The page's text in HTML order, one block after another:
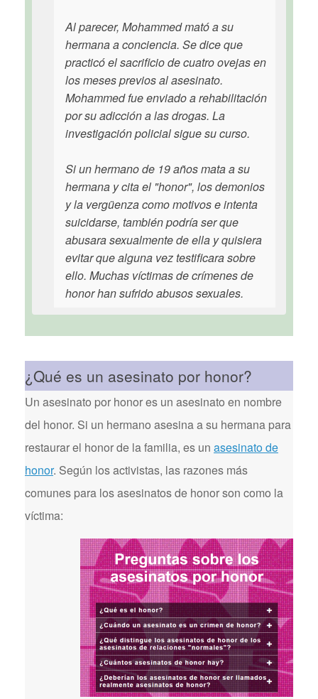
Al parecer, Mohammed mató a su
hermana a conciencia. Se dice que
practicó el sacrificio de cuatro ovejas en
los meses previos al asesinato.
Mohammed fue enviado a rehabilitación
por su adicción a las drogas. La
investigación policial sigue su curso.
Si un hermano de 19 años mata a su
hermana y cita el "honor", los demonios
y la vergüenza como motivos e intenta
suicidarse, también podría ser que
abusara sexualmente de ella y quisiera
evitar que alguna vez testificara sobre
ello. Muchas víctimas de crímenes de
honor han sufrido abusos sexuales.
¿Qué es un asesinato por honor?
Un asesinato por honor es un asesinato en nombre
del honor. Si un hermano asesina a su hermana para
restaurar el honor de la familia, es un asesinato de
honor. Según los activistas, las razones más
comunes para los asesinatos de honor son como la
víctima: